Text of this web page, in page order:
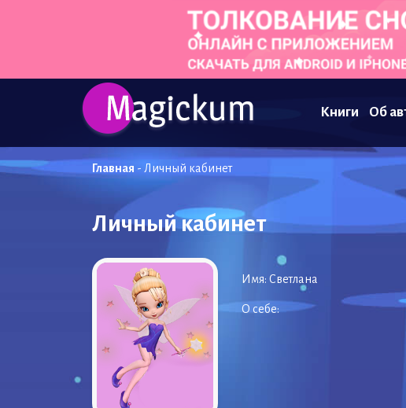
Книги Об
Главная - Личный кабинет
Личный кабинет
Имя: Светлана
О себе: